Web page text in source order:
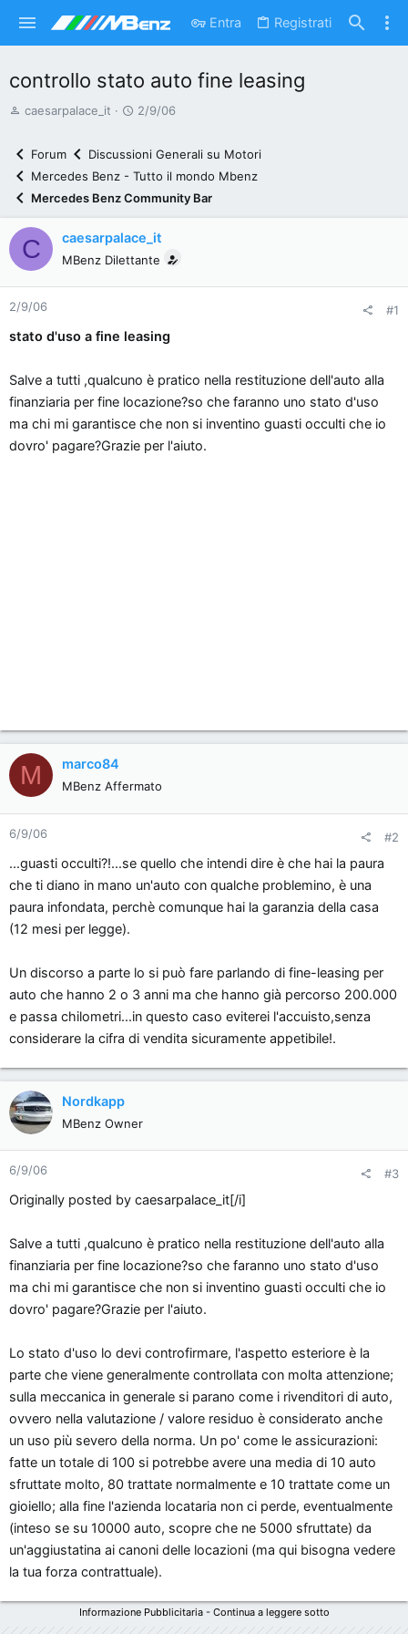
Entra Registrati
controllo stato auto fine leasing
A
d
i
s
c
u
n
e
caesarpalace_it
D
t
a
z
2/9/06
Forum
Discussioni Generali su Motori
Mercedes Benz - Tutto il mondo Mbenz
Mercedes Benz Community Bar
C caesarpalace_it
MBenz Dilettante
2/9/06 #1
stato d'uso a fine leasing
Salve a tutti ,qualcuno è pratico nella restituzione dell'auto alla
finanziaria per fine locazione?so che faranno uno stato d'uso
ma chi mi garantisce che non si inventino guasti occulti che io
dovro' pagare?Grazie per l'aiuto.
M marco84
MBenz Affermato
6/9/06 #2
...guasti occulti?!...se quello che intendi dire è che hai la paura
che ti diano in mano un'auto con qualche problemino, è una
paura infondata, perchè comunque hai la garanzia della casa
(12 mesi per legge).
Un discorso a parte lo si può fare parlando di fine-leasing per
auto che hanno 2 o 3 anni ma che hanno già percorso 200.000
e passa chilometri...in questo caso eviterei l'accuisto,senza
considerare la cifra di vendita sicuramente appetibile!.
Nordkapp
MBenz Owner
6/9/06 #3
Originally posted by caesarpalace_it[/i]
Salve a tutti ,qualcuno è pratico nella restituzione dell'auto alla
finanziaria per fine locazione?so che faranno uno stato d'uso
ma chi mi garantisce che non si inventino guasti occulti che io
dovro' pagare?Grazie per l'aiuto.
Lo stato d'uso lo devi controfirmare, l'aspetto esteriore è la
parte che viene generalmente controllata con molta attenzione;
sulla meccanica in generale si parano come i rivenditori di auto,
ovvero nella valutazione / valore residuo è considerato anche
un uso più severo della norma. Un po' come le assicurazioni:
fatte un totale di 100 si potrebbe avere una media di 10 auto
sfruttate molto, 80 trattate normalmente e 10 trattate come un
gioiello; alla fine l'azienda locataria non ci perde, eventualmente
(inteso se su 10000 auto, scopre che ne 5000 sfruttate) da
un'aggiustatina ai canoni delle locazioni (ma qui bisogna vedere
la tua forza contrattuale).
Informazione Pubblicitaria - Continua a leggere sotto